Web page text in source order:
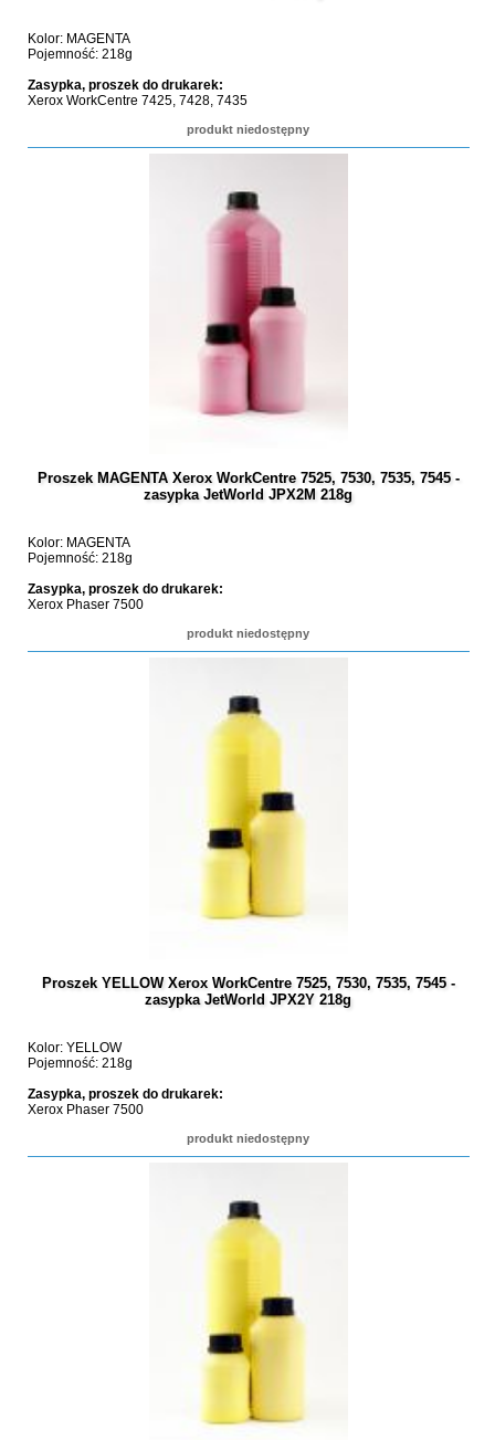
Kolor: MAGENTA
Pojemność: 218g
Zasypka, proszek do drukarek:
Xerox WorkCentre 7425, 7428, 7435
produkt niedostępny
Proszek MAGENTA Xerox WorkCentre 7525, 7530, 7535, 7545 -
zasypka JetWorld JPX2M 218g
Kolor: MAGENTA
Pojemność: 218g
Zasypka, proszek do drukarek:
Xerox Phaser 7500
produkt niedostępny
Proszek YELLOW Xerox WorkCentre 7525, 7530, 7535, 7545 -
zasypka JetWorld JPX2Y 218g
Kolor: YELLOW
Pojemność: 218g
Zasypka, proszek do drukarek:
Xerox Phaser 7500
produkt niedostępny